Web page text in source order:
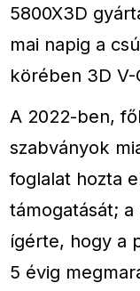
5800X3D
mai napig a
körében 3D
A 2022-ben,
szabványok
foglalat hozta
támogatását;
ígérte, hogy a
5 évig